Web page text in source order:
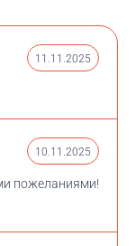
11.11.2025
10.11.2025
пожеланиями!